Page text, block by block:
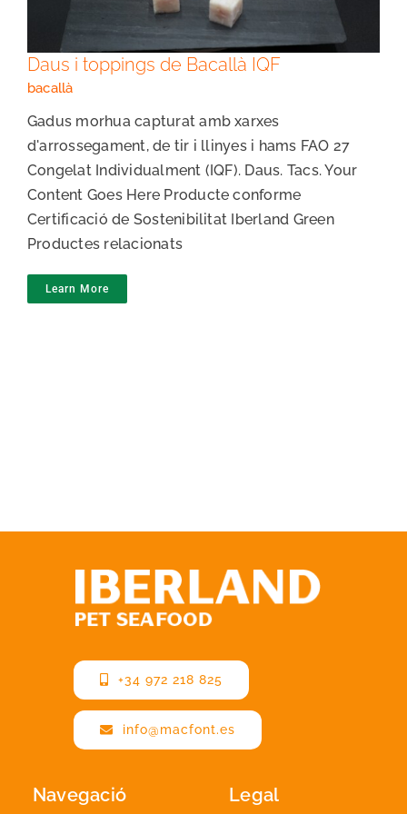
Daus i toppings de Bacallà IQF
bacallà
Gadus morhua capturat amb xarxes
d'arrossegament, de tir i llinyes i hams FAO 27
Congelat Individualment (IQF). Daus. Tacs. Your
Content Goes Here Producte conforme
Certificació de Sostenibilitat Iberland Green
Productes relacionats
Learn More
+34 972 218 825
info@macfont.es
Navegació Legal